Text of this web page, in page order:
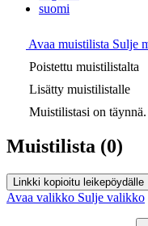
suomi
Avaa muistilista Sulje
Poistettu muistilistalta
Lisätty muistilistalle
Muistilistasi on
Muistilista (0)
Linkki kopioitu leikepöydälle
Avaa valikko Sulje valikko